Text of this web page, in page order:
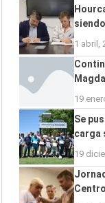
1 abril,
19
Se
carga
19